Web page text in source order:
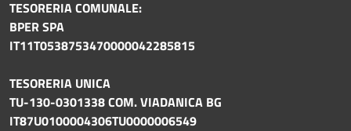
TESORERIA COMUNALE:
BPER SPA
IT11T0538753470000042285815
TESORERIA UNICA
TU-130-0301338 COM. VIADANICA BG
IT87U0100004306TU0000006549